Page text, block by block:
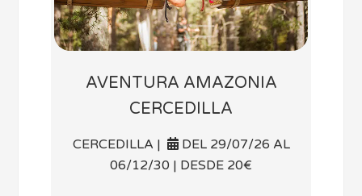
AVENTURA AMAZONIA
CERCEDILLA
CERCEDILLA |
DEL 29/07/26 AL
06/12/30 | DESDE 20€